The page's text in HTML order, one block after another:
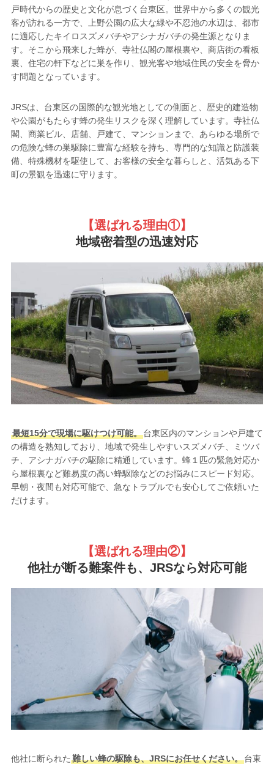
戸時代からの歴史と文化が息づく台東区。世界中から多くの観光
客が訪れる一方で、上野公園の広大な緑や不忍池の水辺は、都市
に適応したキイロスズメバチやアシナガバチの発生源となりま
す。そこから飛来した蜂が、寺社仏閣の屋根裏や、商店街の看板
裏、住宅の軒下などに巣を作り、観光客や地域住民の安全を脅か
す問題となっています。
JRSは、台東区の国際的な観光地としての側面と、歴史的建造物
や公園がもたらす蜂の発生リスクを深く理解しています。寺社仏
閣、商業ビル、店舗、戸建て、マンションまで、あらゆる場所で
の危険な蜂の巣駆除に豊富な経験を持ち、専門的な知識と防護装
備、特殊機材を駆使して、お客様の安全な暮らしと、活気ある下
町の景観を迅速に守ります。
【選ばれる理由①】
地域密着型の迅速対応
最短15分で現場に駆けつけ可能。台東区内のマンションや戸建て
の構造を熟知しており、地域で発生しやすいスズメバチ、ミツバ
チ、アシナガバチの駆除に精通しています。蜂１匹の緊急対応か
ら屋根裏など難易度の高い蜂駆除などのお悩みにスピード対応。
早朝・夜間も対応可能で、急なトラブルでも安心してご依頼いた
だけます。
【選ばれる理由②】
他社が断る難案件も、JRSなら対応可能
他社に断られた 難しい蜂の駆除も、JRSにお任せください。台東